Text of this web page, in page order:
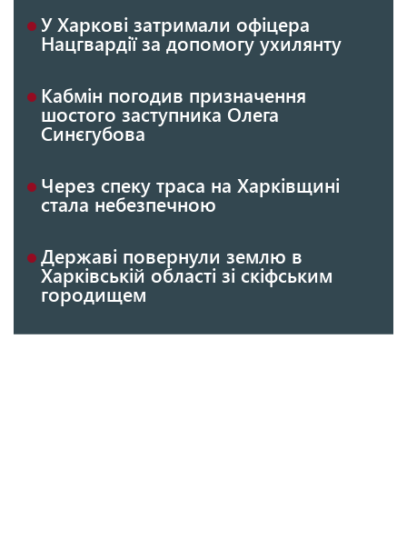
У Харкові затримали офіцера
Нацгвардії за допомогу ухилянту
Кабмін погодив призначення
шостого заступника Олега
Синєгубова
Через спеку траса на Харківщині
стала небезпечною
Державі повернули землю в
Харківській області зі скіфським
городищем